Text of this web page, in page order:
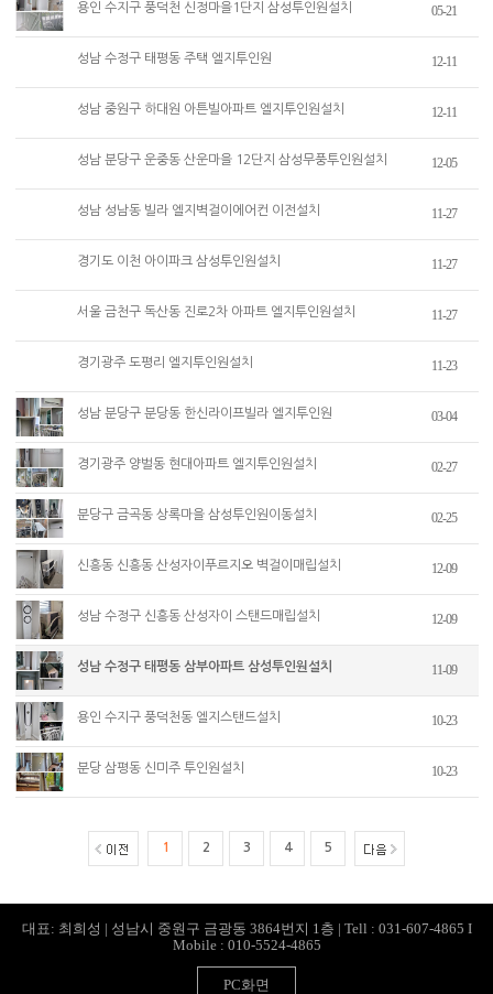
용인 수지구 풍덕천 신정마을1단지 삼성투인원설치 05-21
성남 수정구 태평동 주택 엘지투인원 12-11
성남 중원구 하대원 아튼빌아파트 엘지투인원설치 12-11
성남 분당구 운중동 산운마을 12단지 삼성무풍투인원설치 12-05
성남 성남동 빌라 엘지벽걸이에어컨 이전설치 11-27
경기도 이천 아이파크 삼성투인원설치 11-27
서울 금천구 독산동 진로2차 아파트 엘지투인원설치 11-27
경기광주 도평리 엘지투인원설치 11-23
성남 분당구 분당동 한신라이프빌라 엘지투인원 03-04
경기광주 양벌동 현대아파트 엘지투인원설치 02-27
분당구 금곡동 상록마을 삼성투인원이동설치 02-25
신흥동 신흥동 산성자이푸르지오 벽걸이매립설치 12-09
성남 수정구 신흥동 산성자이 스탠드매립설치 12-09
성남 수정구 태평동 삼부아파트 삼성투인원설치 11-09
용인 수지구 풍덕천동 엘지스탠드설치 10-23
분당 삼평동 신미주 투인원설치 10-23
1 2 3 4 5
대표: 최희성 | 성남시 중원구 금광동 3864번지 1층 | Tell : 031-607-4865 I
Mobile : 010-5524-4865
PC화면